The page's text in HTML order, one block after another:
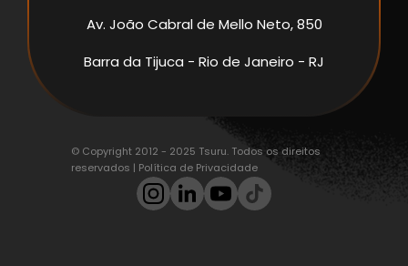
Av. João Cabral de Mello Neto, 850
Barra da Tijuca - Rio de Janeiro - RJ
© Copyright 2012 - 2025 Tsuru. Todos os direitos
reservados | Política de Privacidade